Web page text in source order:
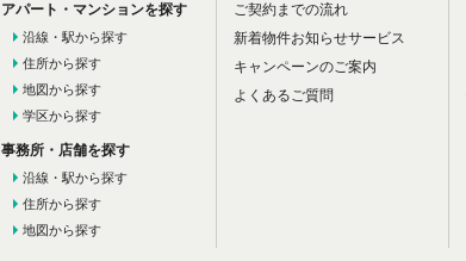
アパート・マンションを探す
沿線・駅から探す
住所から探す
地図から探す
学区から探す
事務所・店舗を探す
沿線・駅から探す
住所から探す
地図から探す
ご契約までの流れ
新着物件お知らせサービス
キャンペーンのご案内
よくあるご質問